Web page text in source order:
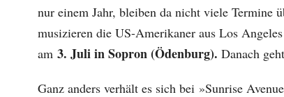
nur einem Jahr, bleiben da nicht viele
musizieren die US-Amerikaner aus Los
am 3. Juli in Sopron (Ödenburg). Danach
Ganz anders verhält es sich bei »Sunrise